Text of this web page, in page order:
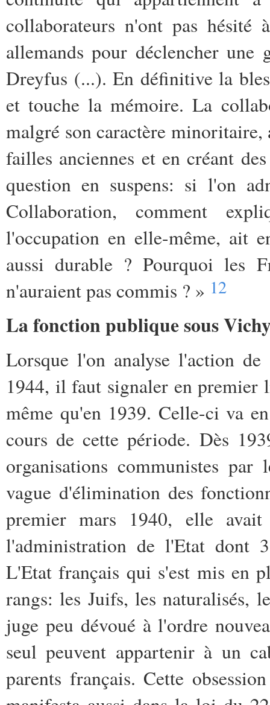
collaborateurs n'ont pas
allemands pour déclencher
Dreyfus (...). En définitive la
et touche la mémoire. La
malgré son caractère
failles anciennes et en créant
question en suspens: si l'on
Collaboration, comment
l'occupation en elle-même, ait
aussi durable ? Pourquoi les
n'auraient pas commis ? » 12
La fonction publique sous
Lorsque l'on analyse l'action
1944, il faut signaler en premier
même qu'en 1939. Celle-ci va
cours de cette période. Dès
organisations communistes
vague d'élimination des
premier mars 1940, elle
l'administration de l'Etat dont
L'Etat français qui s'est mis en
rangs: les Juifs, les naturalisés,
juge peu dévoué à l'ordre
seul peuvent appartenir à un
parents français. Cette